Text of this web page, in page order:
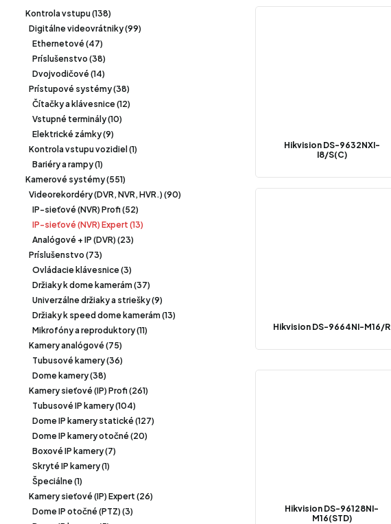
Kontrola vstupu (138)
Digitálne videovrátniky (99)
Ethernetové (47)
Príslušenstvo (38)
Dvojvodičové (14)
Prístupové systémy (38)
Čítačky a klávesnice (12)
Vstupné terminály (10)
Elektrické zámky (9)
Kontrola vstupu vozidiel (1)
Bariéry a rampy (1)
Kamerové systémy (551)
Videorekordéry (DVR, NVR, HVR.) (90)
IP-sieťové (NVR) Profi (52)
IP-sieťové (NVR) Expert (13)
Analógové + IP (DVR) (23)
Príslušenstvo (73)
Ovládacie klávesnice (3)
Držiaky k dome kamerám (37)
Univerzálne držiaky a striešky (9)
Držiaky k speed dome kamerám (13)
Mikrofóny a reproduktory (11)
Kamery analógové (75)
Tubusové kamery (36)
Dome kamery (38)
Kamery sieťové (IP) Profi (261)
Tubusové IP kamery (104)
Dome IP kamery statické (127)
Dome IP kamery otočné (20)
Boxové IP kamery (7)
Skryté IP kamery (1)
Špeciálne (1)
Kamery sieťové (IP) Expert (26)
Dome IP otočné (PTZ) (3)
Hikvision DS-9632NXI-
I8/S(C)
Hikvision DS-9664NI-M16/R
Hikvision DS-96128NI-
M16(STD)